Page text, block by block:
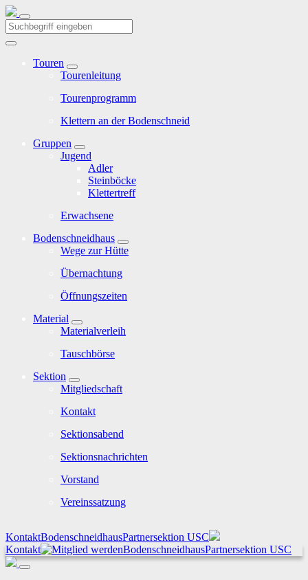
Touren
Tourenleitung
Tourenprogramm
Klettern an der Bodenschneid
Gruppen
Jugend
Adler
Steinböcke
Klettertreff
Erwachsene
Bodenschneidhaus
Wege zur Hütte
Übernachtung
Öffnungszeiten
Material
Materialverleih
Tauschbörse
Sektion
Mitgliedschaft
Kontakt
Sektionsabend
Sektionsnachrichten
Vorstand
Vereinssatzung
KontaktBodenschneidhausPartnersektion USC
Kontakt
BodenschneidhausPartnersektion USC